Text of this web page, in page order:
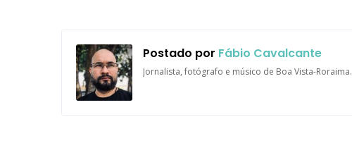
Postado por Fábio Cavalcante
Jornalista, fotógrafo e músico de Boa Vista-Roraima.